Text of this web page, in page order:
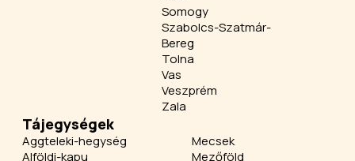
Somogy
Szabolcs-Szatmár-
Bereg
Tolna
Vas
Veszprém
Zala
Tájegységek
Aggteleki-hegység
Alföldi-kapu
Mecsek
Mezőföld